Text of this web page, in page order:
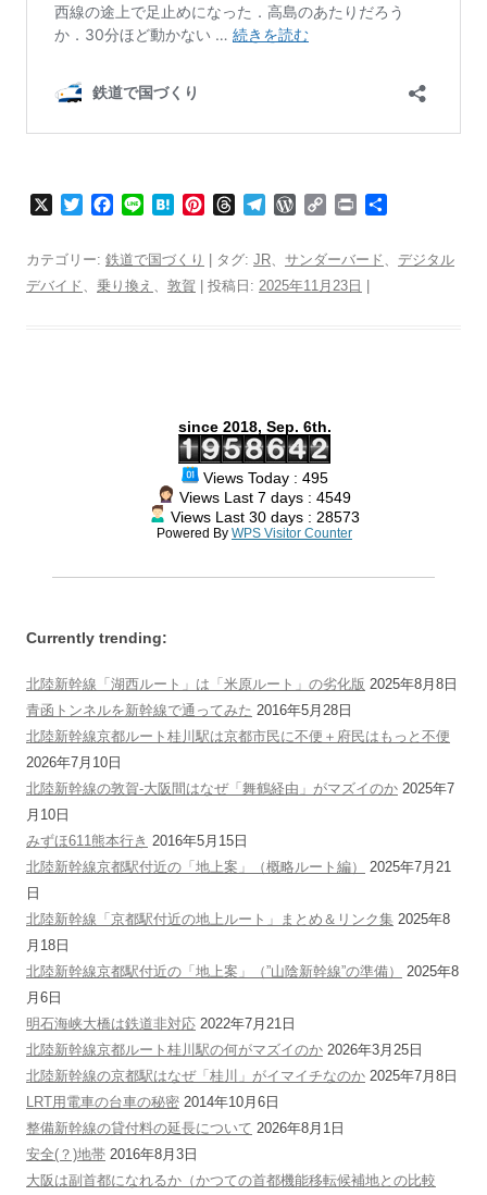
t
c
e
b
e
H
e
n
e
e
a
e
g
W
d
P
C
y
L
n
t
カテゴリー: 鉄道で国づくり | タグ: JR、 サンダーバード 、 デジタル
デバイド 、 乗り換え 、 敦賀 | 投稿日: 2025年11月23日
since 2018, Sep. 6th.
Views Today : 495
Views Last 7 days : 4549
Views Last 30 days : 28573
Powered By WPS Visitor Counter
Currently trending:
北陸新幹線「湖西ルート」は「米原ルート」の劣化版 2025年8月8日
青函トンネルを新幹線で通ってみた 2016年5月28日
北陸新幹線京都ルート桂川駅は京都市民に不便＋府民はもっと不便
2026年7月10日
北陸新幹線の敦賀-大阪間はなぜ「舞鶴経由」がマズイのか 2025年7
月10日
みずほ611熊本行き 2016年5月15日
北陸新幹線京都駅付近の「地上案」（概略ルート編）
2025年7月21
日
北陸新幹線「京都駅付近の地上ルート」まとめ＆リンク集 2025年8
月18日
北陸新幹線京都駅付近の「地上案」（”山陰新幹線”の準備）
2025年8
月6日
明石海峡大橋は鉄道非対応 2022年7月21日
北陸新幹線京都ルート桂川駅の何がマズイのか 2026年3月25日
北陸新幹線の京都駅はなぜ「桂川」がイマイチなのか 2025年7月8日
LRT用電車の台車の秘密 2014年10月6日
整備新幹線の貸付料の延長について 2026年8月1日
安全(？)地帯 2016年8月3日
大阪は副首都になれるか（かつての首都機能移転候補地との比較